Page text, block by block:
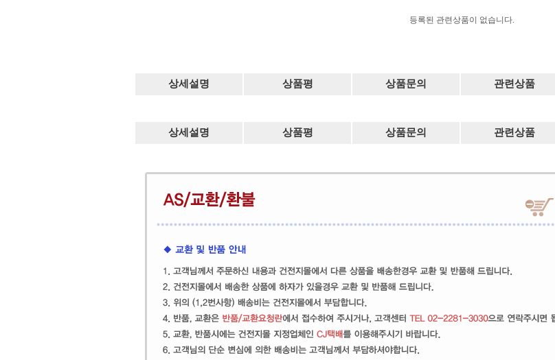
등록된 관련상품이 없습니다.
상세설명 상품평 상품문의 관련상품
상세설명 상품평 상품문의 관련상품